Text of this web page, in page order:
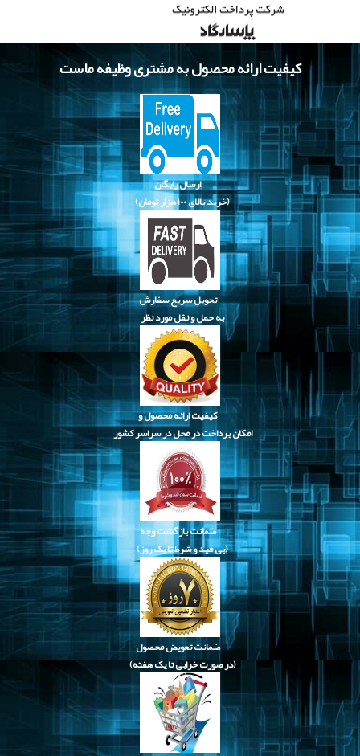
کیفیت ارائه محصول به مشتری وظیفه ماست
ارسال رایگان
(خرید بالای
تحویل سریع سفارش
به حمل و نقل مورد نظر
کیفیت ارائه محصول و
امکان پرداخت در محل در سراسر کشور
ضمانت بازگشت وجه
(بی قید و شرط تا یک روز)
ضمانت تعویض محصول
(در صورت خرابی تا یک هفته)